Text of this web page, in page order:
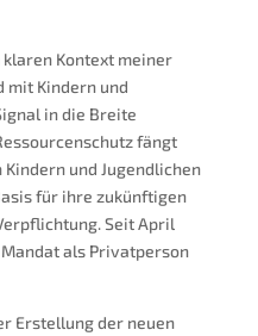
Kontext meiner
mit Kindern und
in die Breite
fängt
und Jugendlichen
für ihre zukünftigen
Seit April
als Privatperson
Erstellung der neuen